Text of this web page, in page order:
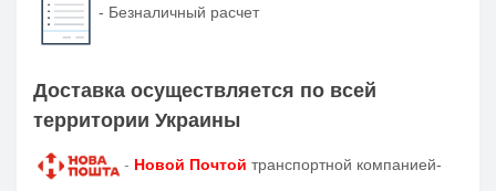
- Безналичный расчет
Доставка осуществляется по всей
территории Украины
- Новой Почтой транспортной компанией-